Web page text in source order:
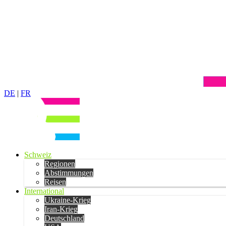
DE | FR
Schweiz
Regionen
Abstimmungen
Reisen
International
Ukraine-Krieg
Iran-Krieg
Deutschland